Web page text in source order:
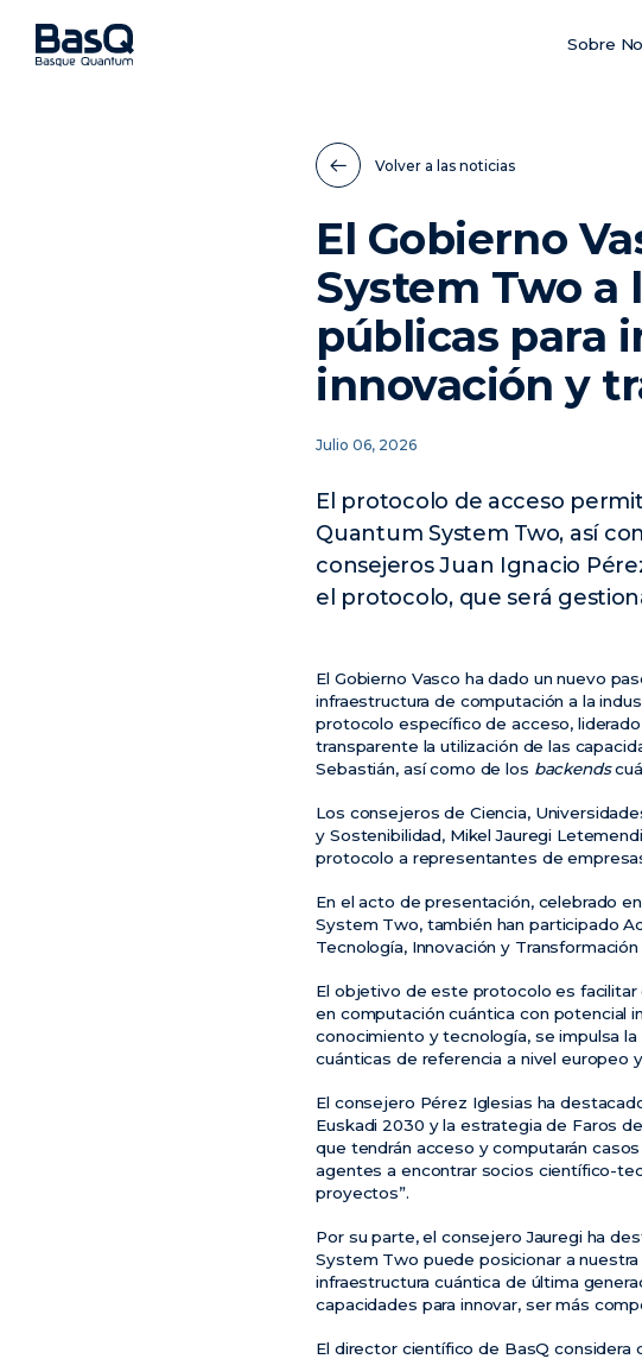
MainSobre
Volver a las noticias
El Gobierno
System Two
públicas para
innovación y
Julio 06, 2026
El protocolo de acceso
Quantum System Two, así
consejeros Juan Ignacio
el protocolo, que será
El Gobierno Vasco ha dado un nuevo
infraestructura de computación a la
protocolo específico de acceso,
transparente la utilización de las
Sebastián, así como de los backends
Los consejeros de Ciencia,
y Sostenibilidad, Mikel Jauregi
protocolo a representantes de
En el acto de presentación, celebrado
System Two, también han participado
Tecnología, Innovación y Transformación
El objetivo de este protocolo es facilitar
en computación cuántica con potencial
conocimiento y tecnología, se impulsa
cuánticas de referencia a nivel europeo
El consejero Pérez Iglesias ha
Euskadi 2030 y la estrategia de Faros
que tendrán acceso y computarán
agentes a encontrar socios científico-
proyectos”.
Por su parte, el consejero Jauregi ha
System Two puede posicionar a
infraestructura cuántica de última
capacidades para innovar, ser más
El director científico de BasQ